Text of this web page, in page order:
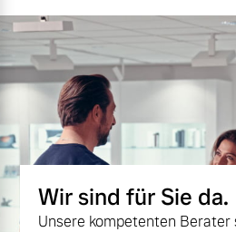
Wir sind für Sie da.
Unsere kompetenten Berater